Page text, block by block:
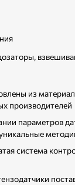
из
производителей
параметров
система